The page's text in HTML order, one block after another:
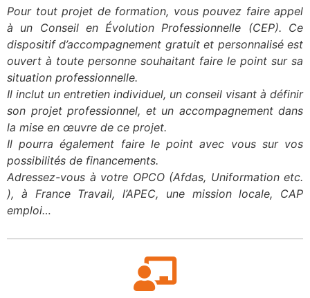
Pour tout projet de formation, vous pouvez faire appel
à un Conseil en Évolution Professionnelle (CEP). Ce
dispositif d’accompagnement gratuit et personnalisé est
ouvert à toute personne souhaitant faire le point sur sa
situation professionnelle.
Il inclut un entretien individuel, un conseil visant à définir
son projet professionnel, et un accompagnement dans
la mise en œuvre de ce projet.
Il pourra également faire le point avec vous sur vos
possibilités de financements.
Adressez-vous à votre OPCO (Afdas, Uniformation etc.
), à France Travail, l’APEC, une mission locale, CAP
emploi…